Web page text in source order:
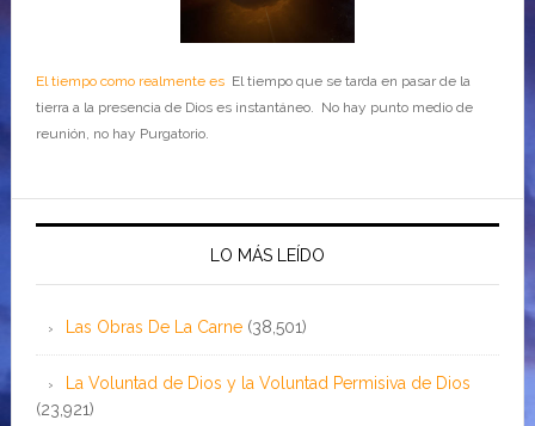
El tiempo como realmente esEl tiempo que se tarda en pasar de la
tierra a la presencia de Dios es instantáneo. No hay punto medio de
reunión, no hay Purgatorio.
LO MÁS LEÍDO
Las Obras De La Carne (38,501)
La Voluntad de Dios y la Voluntad Permisiva de Dios
(23,921)